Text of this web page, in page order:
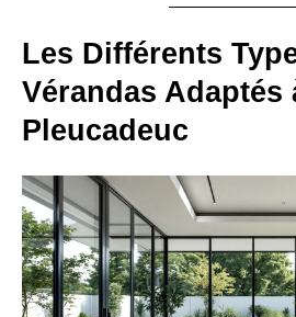
Les Différents
Vérandas Adaptés
Pleucadeuc